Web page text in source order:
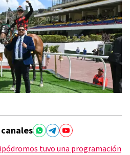
tuvo una programación